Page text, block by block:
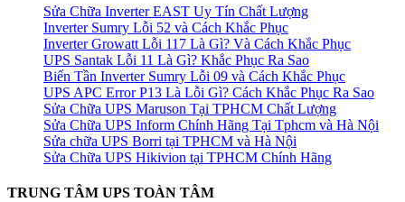
Sửa Chữa Inverter EAST Uy Tín Chất Lượng
Inverter Sumry Lỗi 52 và Cách Khắc Phục
Inverter Growatt Lỗi 117 Là Gì? Và Cách Khắc Phục
UPS Santak Lỗi 11 Là Gì? Khắc Phục Ra Sao
Biến Tần Inverter Sumry Lỗi 09 và Cách Khắc Phục
UPS APC Error P13 Là Lỗi Gì? Cách Khắc Phục Ra Sao
Sửa Chữa UPS Maruson Tại TPHCM Chất Lượng
Sửa Chữa UPS Inform Chính Hãng Tại Tphcm và Hà Nội
Sửa chữa UPS Borri tại TPHCM và Hà Nội
Sửa Chữa UPS Hikivion tại TPHCM Chính Hãng
TRUNG TÂM UPS TOÀN TÂM